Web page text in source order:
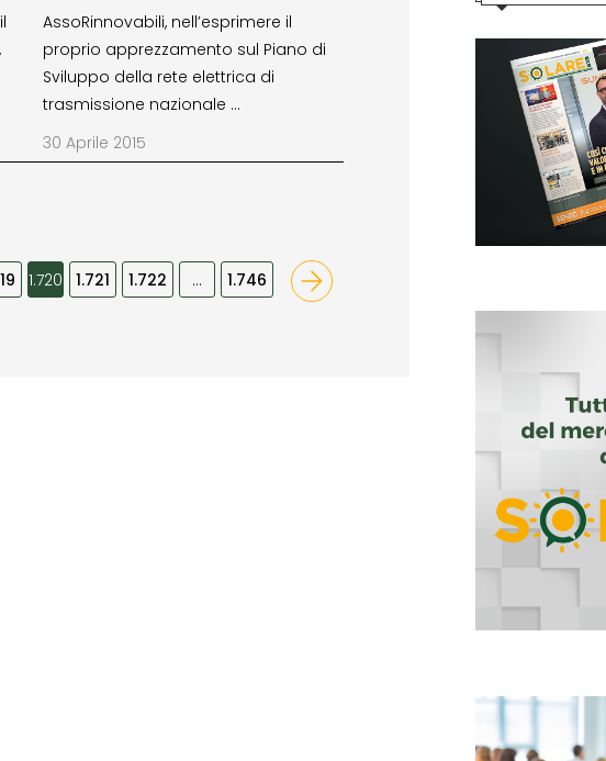
AssoRinnovabili, nell’esprimere il
proprio apprezzamento sul Piano di
Sviluppo della rete elettrica di
trasmissione nazionale …
30 Aprile 2015
1.720 1.721 1.722 … 1.746